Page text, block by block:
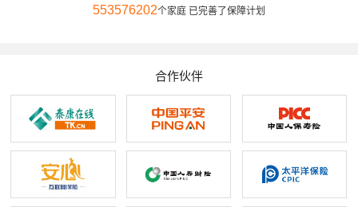
553576204个家庭 已完善了保障计划
合作伙伴